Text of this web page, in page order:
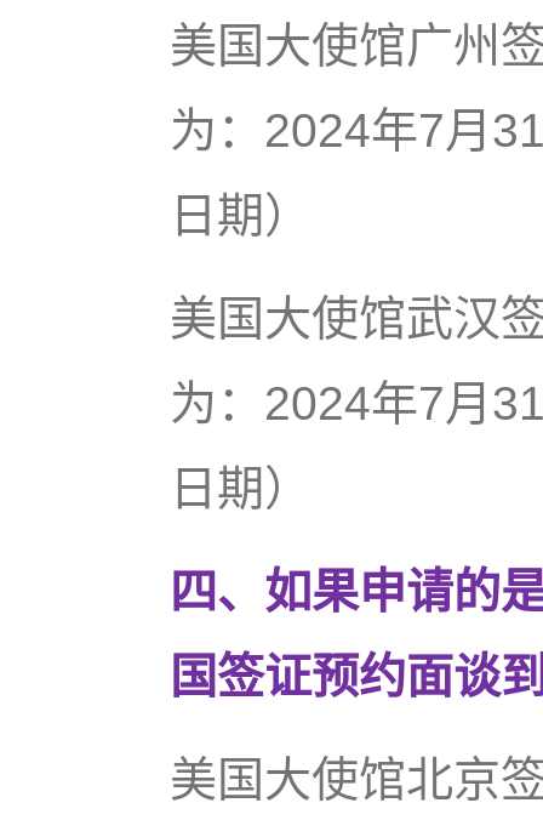
美国大使馆广州
为：2024年7月
日期）
美国大使馆武汉
为：2024年7月
日期）
四、如果申请的
国签证预约面谈
美国大使馆北京